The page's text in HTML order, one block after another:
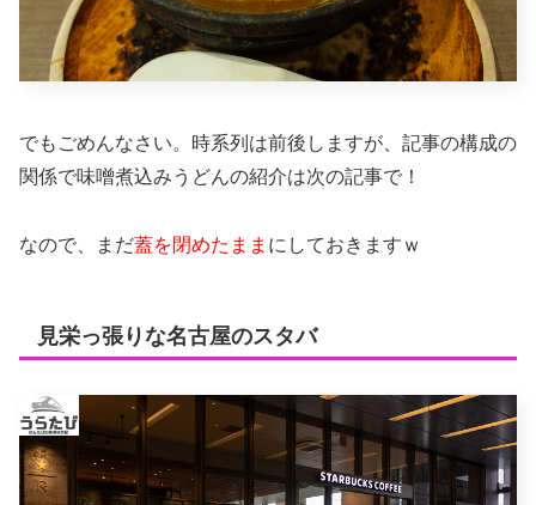
でもごめんなさい。時系列は前後しますが、記事の構成の
関係で味噌煮込みうどんの紹介は次の記事で！
なので、まだ蓋を閉めたまま にしておきますｗ
見栄っ張りな名古屋のスタバ